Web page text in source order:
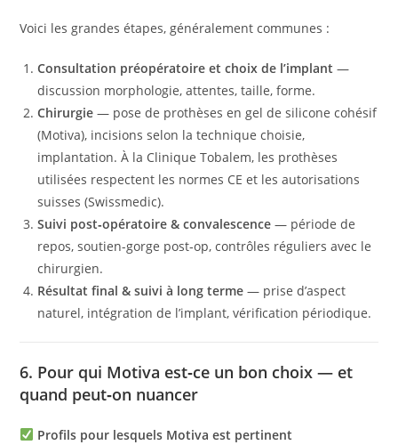
Voici les grandes étapes, généralement communes :
Consultation préopératoire et choix de l’implant —
discussion morphologie, attentes, taille, forme.
Chirurgie — pose de prothèses en gel de silicone cohésif
(Motiva), incisions selon la technique choisie,
implantation. À la Clinique Tobalem, les prothèses
utilisées respectent les normes CE et les autorisations
suisses (Swissmedic).
Suivi post‑opératoire & convalescence — période de
repos, soutien-gorge post‑op, contrôles réguliers avec le
chirurgien.
Résultat final & suivi à long terme — prise d’aspect
naturel, intégration de l’implant, vérification périodique.
6. Pour qui Motiva est‑ce un bon choix — et
quand peut‑on nuancer
Profils pour lesquels Motiva est pertinent